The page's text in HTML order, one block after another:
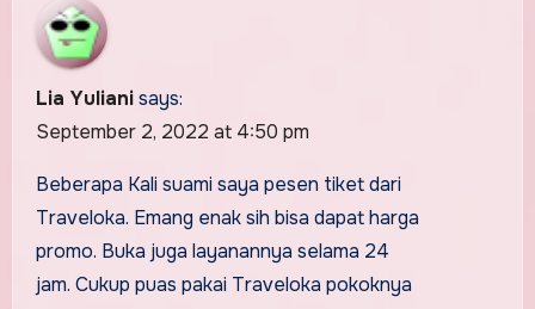
Lia Yuliani says:
September 2, 2022 at 4:50 pm
Beberapa Kali suami saya pesen tiket dari
Traveloka. Emang enak sih bisa dapat harga
promo. Buka juga layanannya selama 24
jam. Cukup puas pakai Traveloka pokoknya